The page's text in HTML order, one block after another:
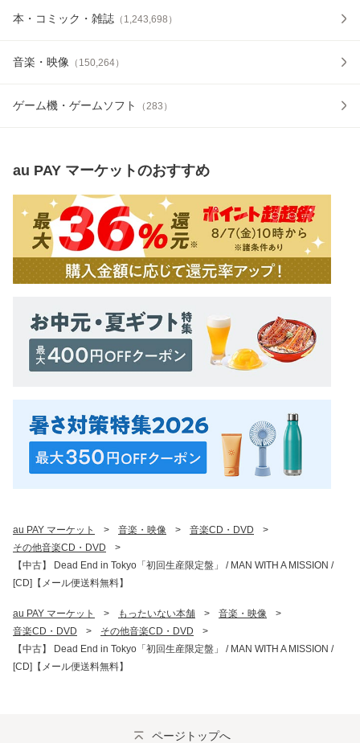
本・コミック・雑誌 （ 1,243,698 ）
音楽・映像 （ 150,264）
ゲーム機・ゲームソフト （283 ）
au PAY マーケットのおすすめ
au PAY マーケット > 音楽・映像 > 音楽CD・DVD
>
その他音楽CD・DVD
>
【中古】 Dead End in Tokyo「初回生産限定盤」 / MAN WITH A MISSION /
[CD]【メール便送料無料】
au PAY マーケット > もったいない本舗 > 音楽・映像
>
音楽CD・DVD
> その他音楽CD・DVD
>
【中古】 Dead End in Tokyo「初回生産限定盤」 / MAN WITH A MISSION /
[CD]【メール便送料無料】
ページトップへ